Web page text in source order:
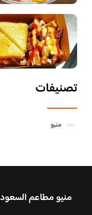
تصنيفات
منيو
منيو مطاعم